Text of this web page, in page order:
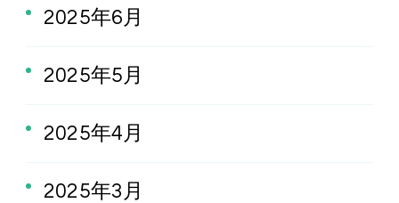
2025年6月
2025年5月
2025年4月
2025年3月